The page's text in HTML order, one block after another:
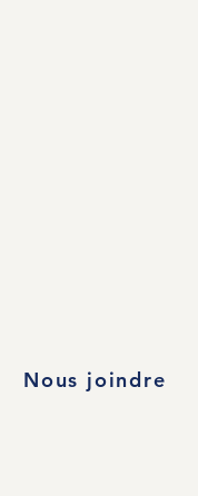
Nous joindre